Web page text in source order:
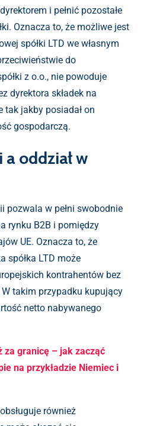
i pełnić pozostałe
Oznacza to, że możliwe jest
spółki LTD we własnym
do
z o.o., nie powoduje
dyrektora składek na
tak jakby posiadał on
gospodarczą.
oddział w
pozwala w pełni swobodnie
rynku B2B i pomiędzy
UE. Oznacza to, że
spółka LTD może
kontrahentów bez
takim przypadku kupujący
netto nabywanego
za granicę – jak zacząć
na przykładzie Niemiec i
również